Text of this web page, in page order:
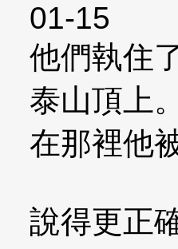
01-15
他們執住
泰山頂上。
在那裡他
說得更正